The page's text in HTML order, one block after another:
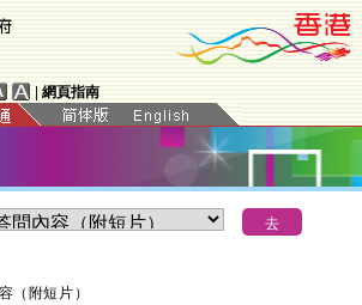
網頁指南
（附短片）